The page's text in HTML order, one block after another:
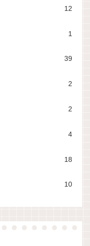
12
1
39
2
2
4
18
10